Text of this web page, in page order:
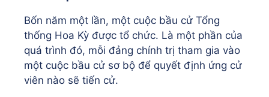
Bốn năm một lần, một cuộc bầu cử Tổng
thống Hoa Kỳ được tổ chức. Là một phần của
quá trình đó, mỗi đảng chính trị tham gia vào
một cuộc bầu cử sơ bộ để quyết định ứng cử
viên nào sẽ tiến cử.